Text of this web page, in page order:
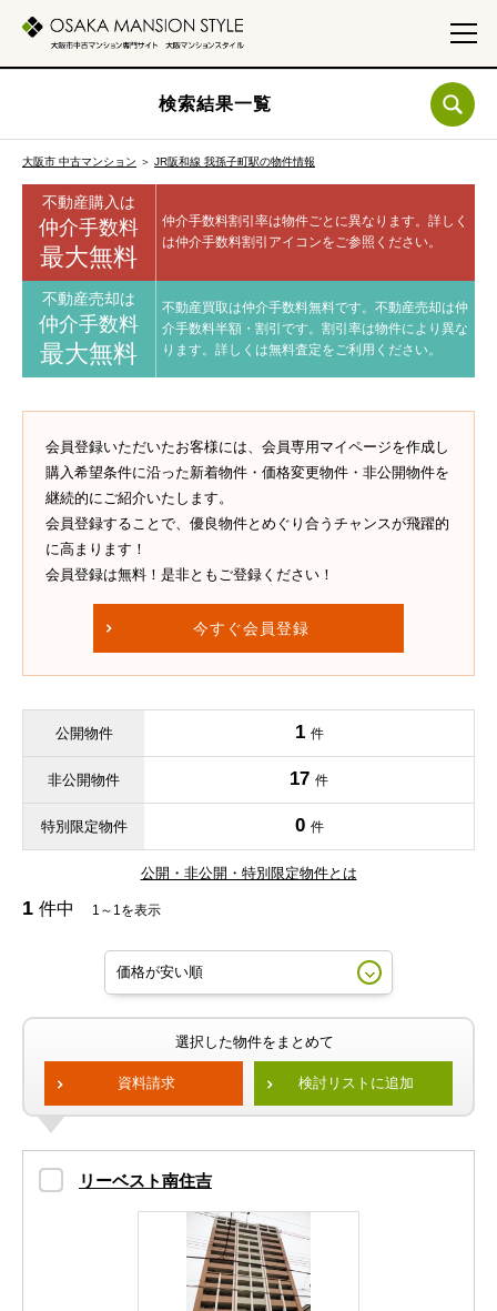
検索結果一覧
大阪市 中古マンション ＞ JR阪和線 我孫子町駅の物件情報
不動産購入は
仲介手数料
最大無料
仲介手数料割引率は物件ごとに異なります。 詳しく
は仲介手数料割引アイコンをご参照ください。
不動産売却は
仲介手数料
最大無料
不動産買取は仲介手数料無料です。 不動産売却は仲
介手数料半額・割引です。 割引率は物件により異な
ります。 詳しくは無料査定をご利用ください。
会員登録いただいたお客様には、会員専用マイページを作成し
購入希望条件に沿った新着物件・価格変更物件・非公開物件を
継続的にご紹介いたします。
会員登録することで、優良物件とめぐり合うチャンスが飛躍的
に高まります！
会員登録は無料！是非ともご登録ください！
今すぐ会員登録
公開物件 1 件
非公開物件 17 件
特別限定物件 0 件
公開・非公開・特別限定物件とは
1 件中 1～1を表示
選択した物件をまとめて
資料請求 検討リストに追加
リーベスト南住吉